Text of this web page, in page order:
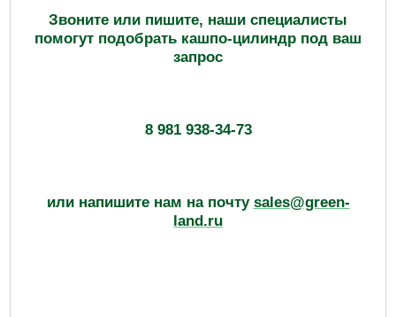
Звоните или пишите, наши специалисты
помогут подобрать кашпо-цилиндр под ваш
запрос
8 981 938-34-73
или напишите нам на почту sales@green-
land.ru